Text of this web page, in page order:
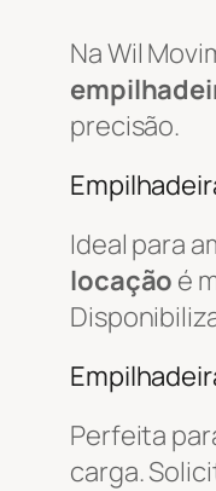
Na Wil
precisão.
Ideal para
locação é
Perfeita
carga.